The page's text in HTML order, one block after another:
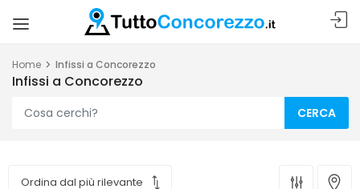
Home Infissi a Concorezzo
Infissi a Concorezzo
CERCA